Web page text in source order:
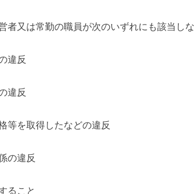
又は常勤の職員が次のいずれにも該当しな
違反
違反
等を取得したなどの違反
の違反
ること